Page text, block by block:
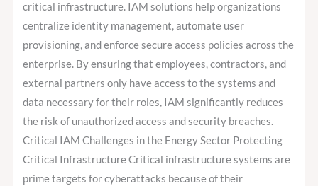
critical infrastructure. IAM solutions help organizations
centralize identity management, automate user
provisioning, and enforce secure access policies across the
enterprise. By ensuring that employees, contractors, and
external partners only have access to the systems and
data necessary for their roles, IAM significantly reduces
the risk of unauthorized access and security breaches.
Critical IAM Challenges in the Energy Sector Protecting
Critical Infrastructure Critical infrastructure systems are
prime targets for cyberattacks because of their